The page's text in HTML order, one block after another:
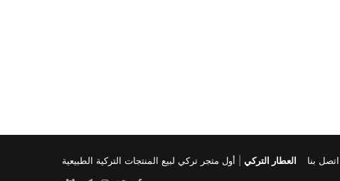
العطار التركي أول متجر تركي لبيع المنتجات التركية الطبيعية اتصل بنا